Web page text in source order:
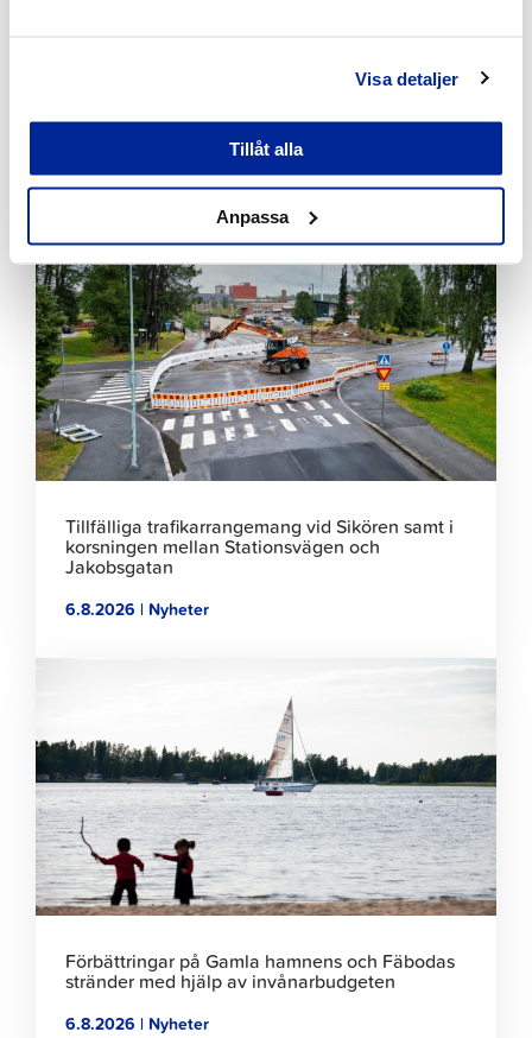
Visa detaljer
Tillåt alla
Anpassa
7.8.2026 | Nyheter
för
att
läsa
artikeln
Tillfälliga trafikarrangemang vid Sikören samt i
korsningen mellan Stationsvägen och
Jakobsgatan
6.8.2026 | Nyheter
läsa
artikeln
Förbättringar på Gamla hamnens och Fäbodas
stränder med hjälp av invånarbudgeten
6.8.2026 | Nyheter